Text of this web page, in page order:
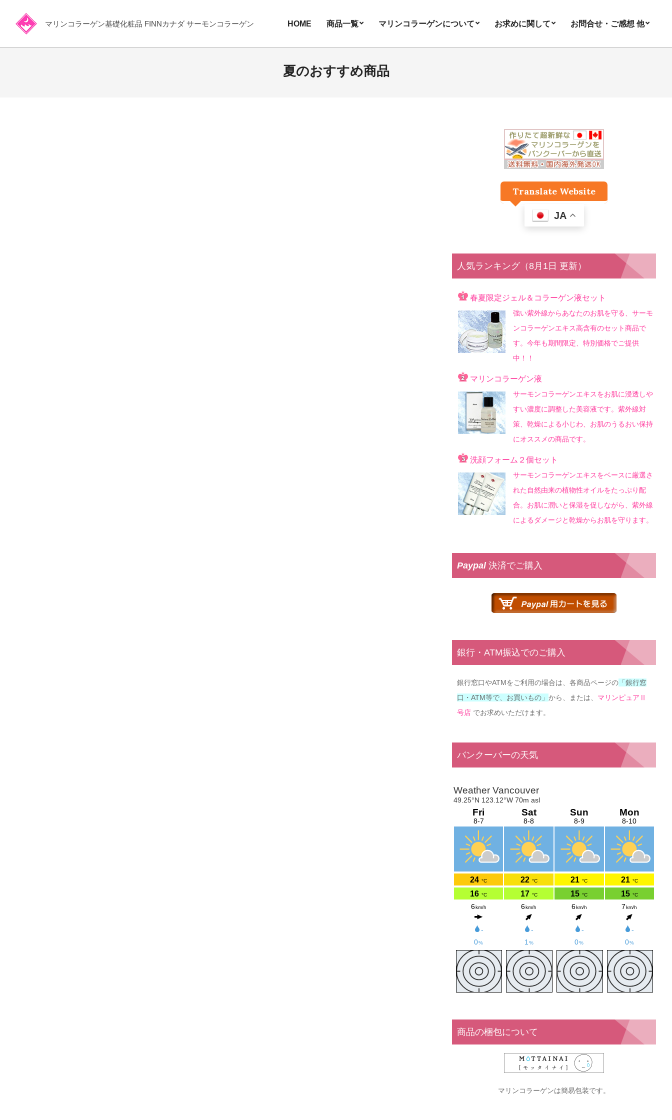
content
マリンコラーゲン基礎化粧品 FINNカナダ サーモンコラーゲン HOME 商品一覧 マリンコラーゲンについて お求めに関して お問合せ・ご感想 他
夏のおすすめ商品
Translate Website
JA
人気ランキング（8月1日 更新）
春夏限定ジェル＆コラーゲン液セット
強い紫外線からあなたのお肌を守る、サーモ
ンコラーゲンエキス高含有のセット商品で
す。今年も期間限定、特別価格でご提供
中！！
マリンコラーゲン液
サーモンコラーゲンエキスをお肌に浸透しや
すい濃度に調整した美容液です。紫外線対
策、乾燥による小じわ、お肌のうるおい保持
にオススメの商品です。
洗顔フォーム２個セット
サーモンコラーゲンエキスをベースに厳選さ
れた自然由来の植物性オイルをたっぷり配
合。お肌に潤いと保湿を促しながら、紫外線
によるダメージと乾燥からお肌を守ります。
Paypal決済でご購入
銀行・ATM振込でのご購入
銀行窓口やATMをご利用の場合は、各商品ページの 「銀行窓
口・ATM等で、お買いもの」 から、または、 マリンピュア Ⅱ
号店 でお求めいただけます。
バンクーバーの天気
商品の梱包について
マリンコラーゲンは簡易包装です。